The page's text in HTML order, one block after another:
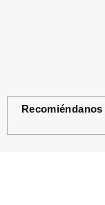
Recomiéndanos